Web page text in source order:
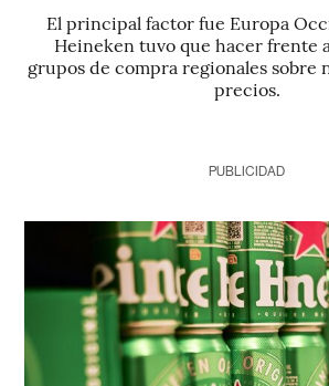
El principal factor fue Europa
Heineken tuvo que hacer frente
grupos de compra regionales sobre
precios.
PUBLICIDAD